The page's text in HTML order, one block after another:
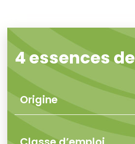
4 essences de